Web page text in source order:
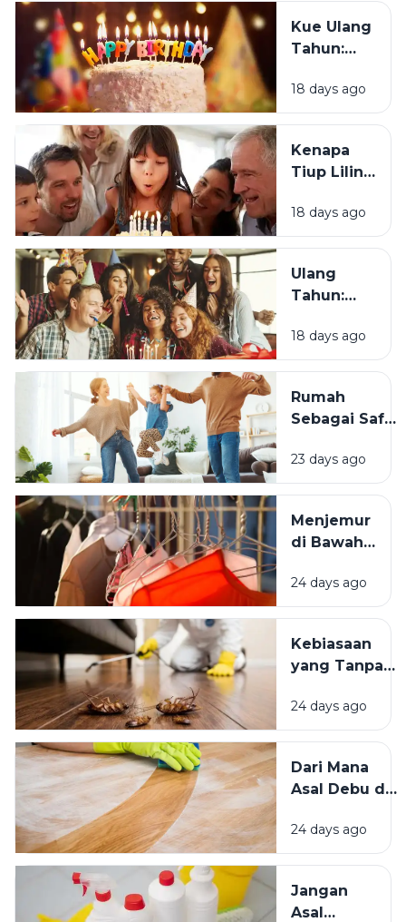
Tahun?
Kue Ulang
Tahun:
Tradisi Ini
Berawal?
18 days ago
Kenapa
Tiup Lilin
Tradisi
Saat Ulang
18 days ago
Ulang
Tahun:
Momen
Bertambah
Terasa
Istimewa?
18 days ago
Rumah
Sebagai Safe
Mengapa
Lingkungan
Tinggal yang
Bersih
Kesejahteraan
Kita?
23 days ago
Menjemur
di Bawah
atau Di
Tempat
Mana yang
Lebih
24 days ago
Kebiasaan
yang Tanpa
Mengundang
Kecoak,
Hama
Lainnya Ke
24 days ago
Dari Mana
Asal Debu di
Kenali
Penyebab
Mengatasinya
24 days ago
Jangan
Asal